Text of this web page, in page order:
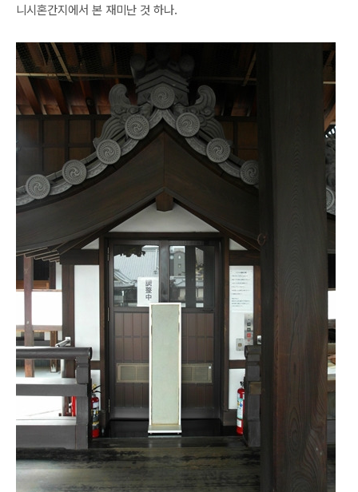
니시혼간지에서 본 재미난 것 하나.